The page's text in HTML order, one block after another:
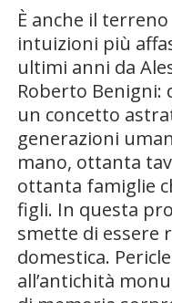
È anche il
intuizioni più
ultimi anni da
Roberto Benigni:
un concetto
generazioni
mano, ottanta
ottanta famiglie
figli. In questa
smette di essere
domestica.
all’antichità